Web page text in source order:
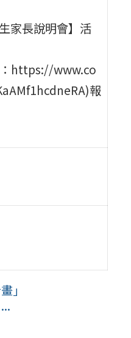
家長說明會】活
：https://www.co
報
」